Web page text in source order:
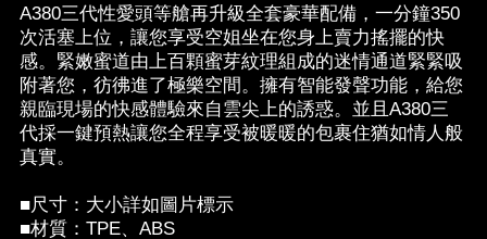
A380三代性愛頭等艙再升級全套豪華配備，一分鐘350
次活塞上位，讓您享受空姐坐在您身上賣力搖擺的快
感。緊嫩蜜道由上百顆蜜芽紋理組成的迷情通道緊緊吸
附著您，彷彿進了極樂空間。擁有智能發聲功能，給您
親臨現場的快感體驗來自雲尖上的誘惑。並且A380三
代採一鍵預熱讓您全程享受被暖暖的包裹住猶如情人般
真實。
■尺寸：大小詳如圖片標示
■材質：TPE、ABS